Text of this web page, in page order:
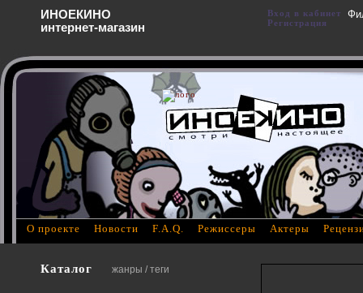
Каталог жанры / теги
О проекте Новости F.A.Q. Режиссеры Актеры
ИНОЕКИНО
интернет-магазин
Вход в кабинет
Регистрация